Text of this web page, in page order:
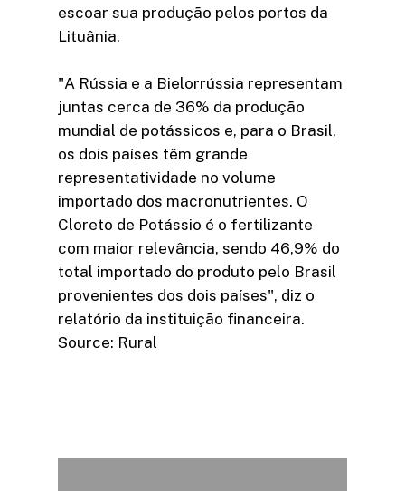
escoar sua produção pelos portos da
Lituânia.
"A Rússia e a Bielorrússia representam
juntas cerca de 36% da produção
mundial de potássicos e, para o Brasil,
os dois países têm grande
representatividade no volume
importado dos macronutrientes. O
Cloreto de Potássio é o fertilizante
com maior relevância, sendo 46,9% do
total importado do produto pelo Brasil
provenientes dos dois países", diz o
relatório da instituição financeira.
Source: Rural